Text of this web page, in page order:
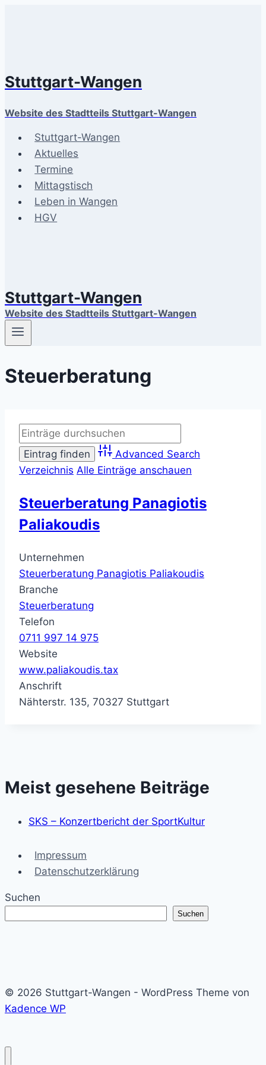
Stuttgart-Wangen
Website des Stadtteils Stuttgart-Wangen
Stuttgart-Wangen
Aktuelles
Termine
Mittagstisch
Leben in Wangen
HGV
Stuttgart-Wangen
Website des Stadtteils Stuttgart-Wangen
Steuerberatung
Advanced Search
Verzeichnis Alle Einträge anschauen
Steuerberatung Panagiotis
Paliakoudis
Unternehmen
Steuerberatung Panagiotis Paliakoudis
Branche
Steuerberatung
Telefon
0711 997 14 975
Website
www.paliakoudis.tax
Anschrift
Nähterstr. 135, 70327 Stuttgart
Meist gesehene Beiträge
SKS – Konzertbericht der SportKultur
Impressum
Datenschutzerklärung
Suchen
Suchen
© 2026 Stuttgart-Wangen - WordPress Theme von
Kadence WP